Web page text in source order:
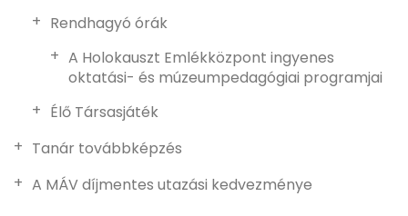
Rendhagyó órák
A Holokauszt Emlékközpont ingyenes
oktatási- és múzeumpedagógiai programjai
Élő Társasjáték
Tanár továbbképzés
A MÁV díjmentes utazási kedvezménye